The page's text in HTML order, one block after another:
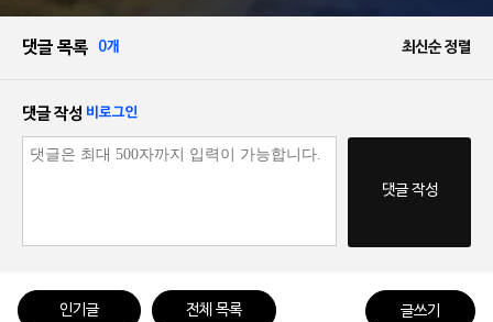
댓글 목록 0개 최신순 정렬
댓글 작성 비로그인
댓글 작성
인기글 전체 목록 글쓰기